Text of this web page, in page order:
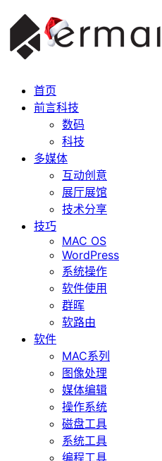
首页
前言科技
数码
科技
多媒体
互动创意
展厅展馆
技术分享
技巧
MAC OS
WordPress
系统操作
软件使用
群晖
软路由
软件
MAC系列
图像处理
媒体编辑
操作系统
磁盘工具
系统工具
编程工具